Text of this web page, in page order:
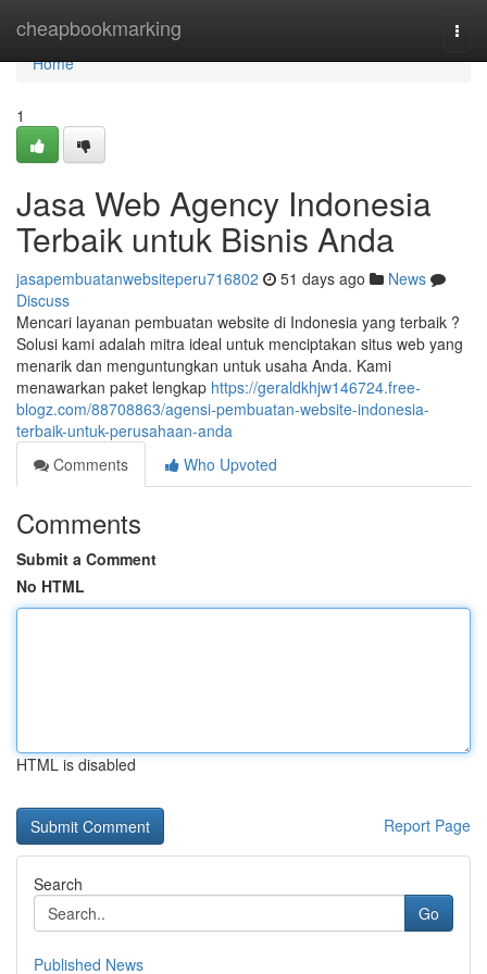
cheapbookmarking
Home
Home
1
Jasa Web Agency Indonesia
Terbaik untuk Bisnis Anda
jasapembuatanwebsiteperu716802 51 days ago
News
Discuss
Mencari layanan pembuatan website di Indonesia yang terbaik ?
Solusi kami adalah mitra ideal untuk menciptakan situs web yang
menarik dan menguntungkan untuk usaha Anda. Kami
menawarkan paket lengkap https://geraldkhjw146724.free-
blogz.com/88708863/agensi-pembuatan-website-indonesia-
terbaik-untuk-perusahaan-anda
Comments
Who Upvoted
Comments
Submit a Comment
No HTML
HTML is disabled
Report Page
Search
Go
Published News